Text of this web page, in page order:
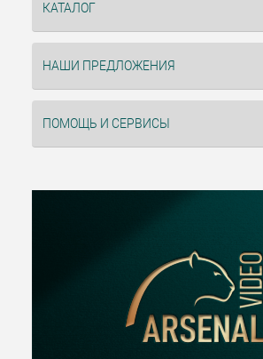
КАТАЛОГ
НАШИ ПРЕДЛОЖЕНИЯ
ПОМОЩЬ И СЕРВИСЫ